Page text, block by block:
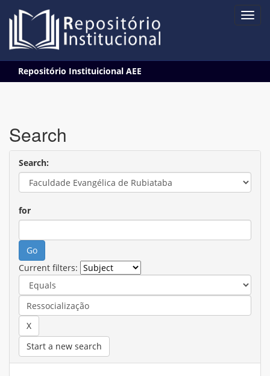
navigation
Repositório Instituicional AEE
Search
Search:
for
Current filters:
Start a new search